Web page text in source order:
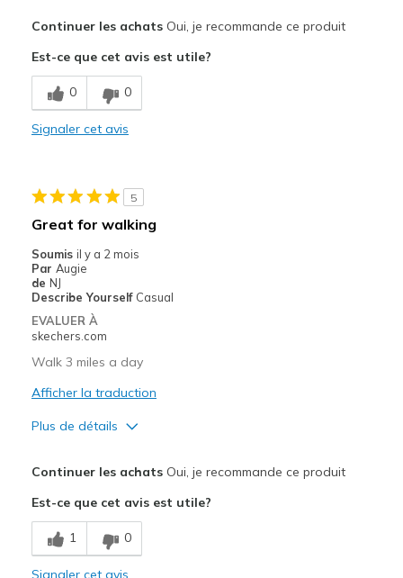
Comfortable
Les meilleures utilisations
Casual Wear
Feels true to size
View On Shoes
Continuer les achatsOui, je recommande ce produit
Est-ce que cet avis est utile?
0 0
Signaler cet avis
5
Great for walking
Soumis il y a 2 mois
Par Augie
de NJ
Describe Yourself Casual
EVALUER À
skechers.com
Walk 3 miles a day
Afficher la traduction
Plus de détails
Breathe Well
Comfortable
Continuer les achatsOui, je recommande ce produit
Est-ce que cet avis est utile?
1 0
Signaler cet avis